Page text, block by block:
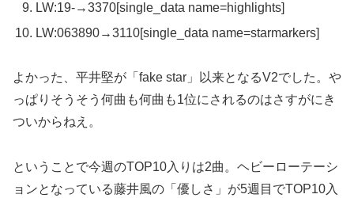
LW:19-→3370 [single_data name=highlights]
LW:063890→3110[single_data name=starmarkers]
よかった、平井堅が「fake star」以来となるV2でした。や
っぱりそうそう何曲も何曲も1位にされるのはさすがにき
ついからねえ。
ということで今週のTOP10入りは2曲。ヘビーローテーシ
ョンとなっている藤井風の「優しさ」が5週目でTOP10入